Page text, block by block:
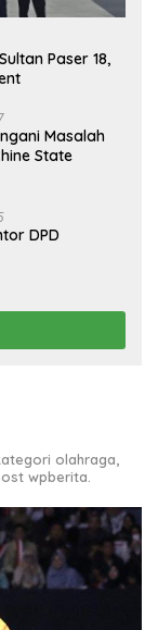
Paser 18,
Masalah
State
DPD
olahraga,
wpberita.